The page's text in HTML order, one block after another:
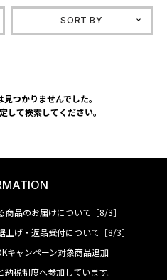
SORT BY
つかりませんでした。
して検索してください。
商品のお届けについて［8/3］
上げ・返品受付について［8/3］
キャンペーン対象商品追加
納税制度へ参加しています。